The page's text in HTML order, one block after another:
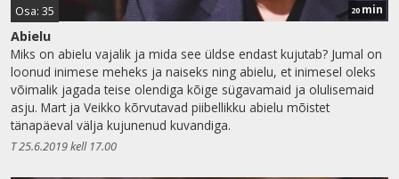
Osa: 35 20 min
Abielu
Miks on abielu vajalik ja mida see üldse endast kujutab? Jumal on
loonud inimese meheks ja naiseks ning abielu, et inimesel oleks
võimalik jagada teise olendiga kõige sügavamaid ja olulisemaid
asju. Mart ja Veikko kõrvutavad piibellikku abielu mõistet
tänapäeval välja kujunenud kuvandiga.
T 25.6.2019 kell 17.00